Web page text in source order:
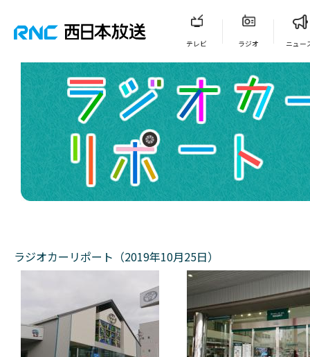
テレビ ラジオ ニュー
ラジオカーリポート（2019年10月25日）